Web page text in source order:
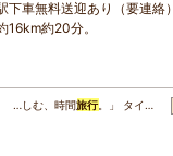
下車無料送迎あり（要連絡
16km約20分。
…しむ、時間旅行。」 タイ…